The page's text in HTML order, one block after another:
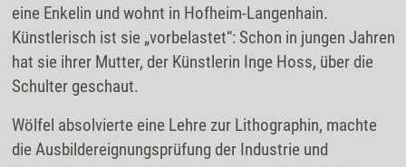
eine Enkelin und wohnt in Hofheim-Langenhain.
Künstlerisch ist sie „vorbelastet“: Schon in jungen Jahren
hat sie ihrer Mutter, der Künstlerin Inge Hoss, über die
Schulter geschaut.
Wölfel absolvierte eine Lehre zur Lithographin, machte
die Ausbildereignungsprüfung der Industrie und